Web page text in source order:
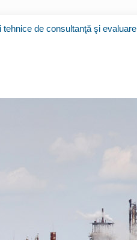
de consultanţă şi evaluare